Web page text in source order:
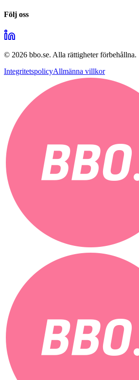
Följ oss
© 2026 bbo.se. Alla rättigheter förbehållna.
IntegritetspolicyAllmänna villkor